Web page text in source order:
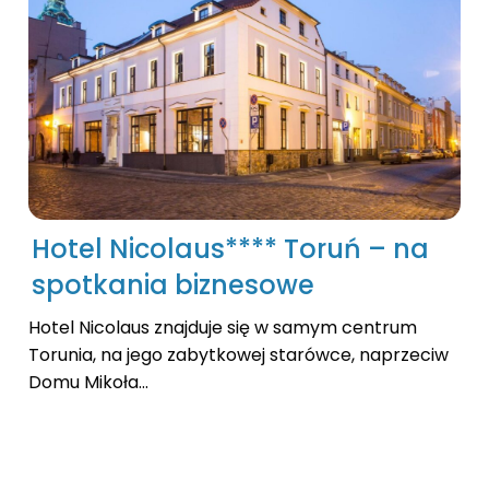
Hotel Nicolaus**** Toruń – na
spotkania biznesowe
Hotel Nicolaus znajduje się w samym centrum
Torunia, na jego zabytkowej starówce, naprzeciw
Domu Mikoła...